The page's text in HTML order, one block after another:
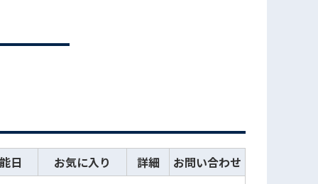
日 お気に入り 詳細
お問い合わせ